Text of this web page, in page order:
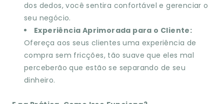
dos dedos, você sentira confortável e gerenciar o
seu negócio.
Experiência Aprimorada para o Cliente:
Ofereça aos seus clientes uma experiência de
compra sem fricções, tão suave que eles mal
perceberão que estão se separando de seu
dinheiro.